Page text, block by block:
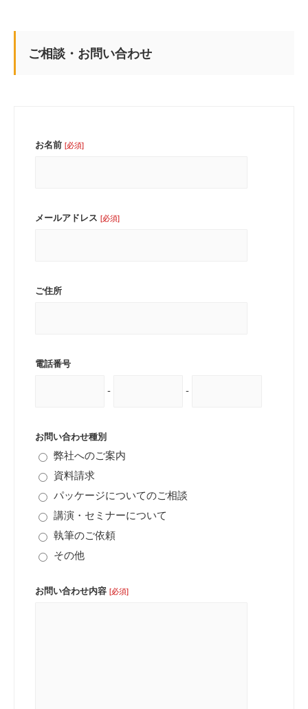
ご相談・お問い合わせ
お名前 [必須]
メールアドレス [必須]
ご住所
電話番号
- -
お問い合わせ種別
弊社へのご案内
資料請求
パッケージについてのご相談
講演・セミナーについて
執筆のご依頼
その他
お問い合わせ内容 [必須]